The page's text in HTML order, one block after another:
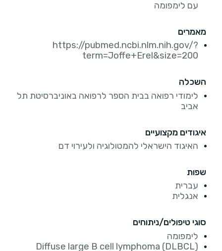
עם לימפומה
מאמרים
https://pubmed.ncbi.nlm.nih.gov/?
term=Joffe+Erel&size=200
השכלה
לימודי רפואה בבית הספר לרפואה באוניברסיטת תל
אביב
איגודים מקצועיים
האיגוד הישראלי להמטולוגיה ולעירוי דם
שפות
עברית
אנגלית
סוגי טיפולים/ניתוחים
לימפומה
Diffuse large B cell lymphoma (DLBCL)